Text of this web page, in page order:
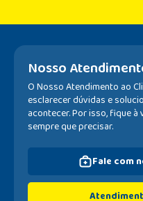
Nosso
O Nosso Atendimento ao
esclarecer dúvidas e
acontecer. Por isso, fique
sempre que precisar.
Fale com